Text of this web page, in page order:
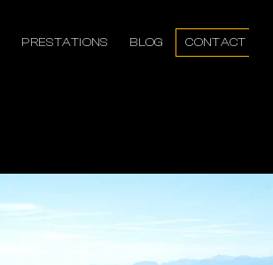
PRESTATIONS BLOG CONTACT